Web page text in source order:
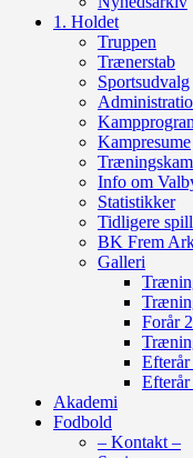
1. Holdet
Truppen
Trænerstab
Sportsudvalg
Kampresume
Info om
Statistikker
Tidligere
BK Frem
Galleri
Forår
Akademi
Fodbold
– Kontakt –